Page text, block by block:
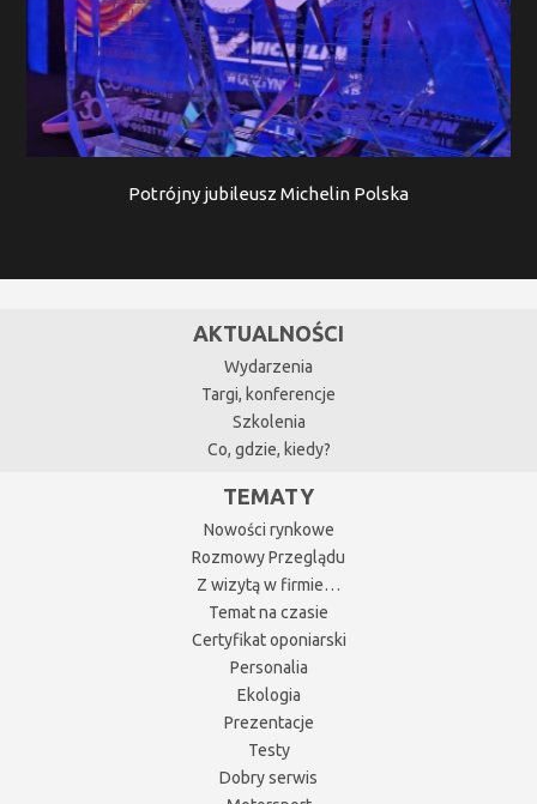
Potrójny jubileusz Michelin Polska
AKTUALNOŚCI
Wydarzenia
Targi, konferencje
Szkolenia
Co, gdzie, kiedy?
TEMATY
Nowości rynkowe
Rozmowy Przeglądu
Z wizytą w firmie…
Temat na czasie
Certyfikat oponiarski
Personalia
Ekologia
Prezentacje
Testy
Dobry serwis